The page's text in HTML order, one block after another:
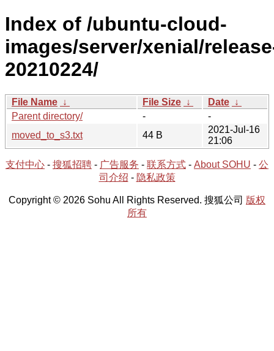
Index of /ubuntu-cloud-
images/server/xenial/
20210224/
File Name ↓ File Size ↓ Date ↓
Parent directory/
-
-
moved_to_s3.txt
44 B
2021-Jul-16
21:06
支付中心 - 搜狐招聘 - 广告服务 - 联系方式 - About SOHU - 公
司介绍 - 隐私政策
Copyright © 2026 Sohu All Rights Reserved. 搜狐公司 版权
所有